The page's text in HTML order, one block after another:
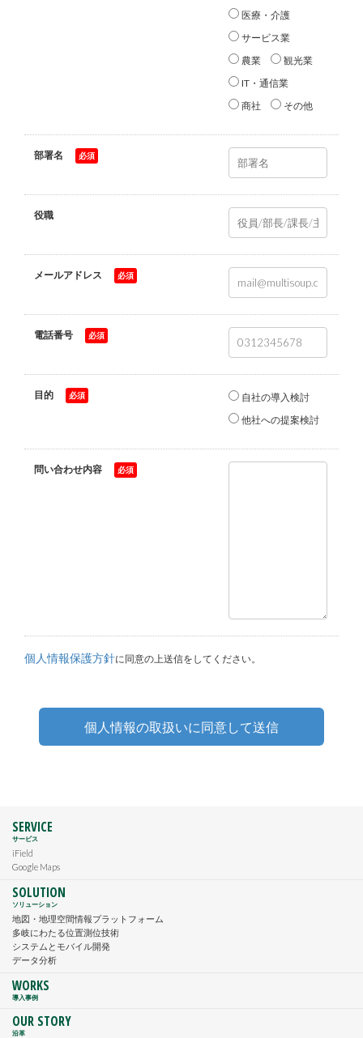
医療・介護
サービス業
農業
観光業
IT・通信業
商社
その他
部署名
役職
メールアドレス
電話番号
目的
自社の導入検討
他社への提案検討
問い合わせ内容
個人情報保護方針に同意の上送信をしてください。
SERVICE
サービス
iField
Google Maps
SOLUTION
ソリューション
地図・地理空間情報プラットフォーム
多岐にわたる位置測位技術
システムとモバイル開発
データ分析
WORKS
導入事例
OUR STORY
沿革